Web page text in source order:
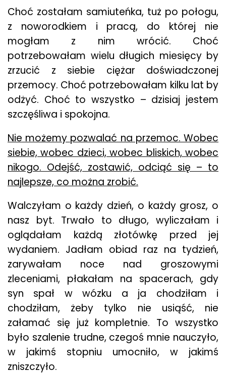
Choć zostałam samiuteńka, tuż po połogu,
z noworodkiem i pracą, do której nie
mogłam z nim wrócić. Choć
potrzebowałam wielu długich miesięcy by
zrzucić z siebie ciężar doświadczonej
przemocy. Choć potrzebowałam kilku lat by
odżyć. Choć to wszystko – dzisiaj jestem
szczęśliwa i spokojna.
Nie możemy pozwalać na przemoc. Wobec
siebie, wobec dzieci, wobec bliskich, wobec
nikogo. Odejść, zostawić, odciąć się – to
najlepsze, co można zrobić.
Walczyłam o każdy dzień, o każdy grosz, o
nasz byt. Trwało to długo, wyliczałam i
oglądałam każdą złotówkę przed jej
wydaniem. Jadłam obiad raz na tydzień,
zarywałam noce nad groszowymi
zleceniami, płakałam na spacerach, gdy
syn spał w wózku a ja chodziłam i
chodziłam, żeby tylko nie usiąść, nie
załamać się już kompletnie. To wszystko
było szalenie trudne, czegoś mnie nauczyło,
w jakimś stopniu umocniło, w jakimś
zniszczyło.